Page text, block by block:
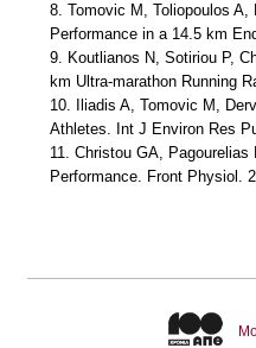
8. Tomovic M, Toliopoulos A,
Performance in a 14.5 km
9. Koutlianos N, Sotiriou P,
km Ultra-marathon Running
10. Iliadis A, Tomovic M,
Athletes. Int J Environ Res
11. Christou GA,
Performance. Front Physiol.